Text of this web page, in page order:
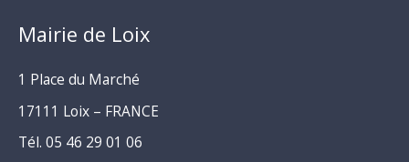
Mairie de Loix
1 Place du Marché
17111 Loix – FRANCE
Tél. 05 46 29 01 06